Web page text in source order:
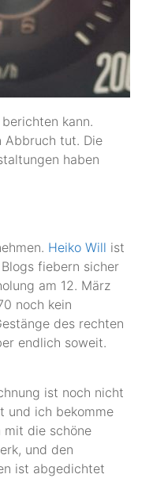
kann.
Abbruch tut. Die
haben
Heiko Will ist
fiebern sicher
am 12. März
noch kein
des rechten
endlich soweit.
ist noch nicht
und ich bekomme
mit die schöne
und den
ist abgedichtet